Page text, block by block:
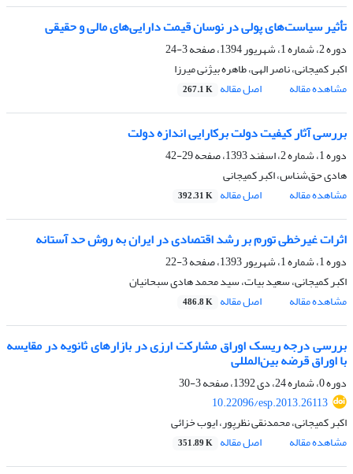
تأثیر سیاست‌های پولی در نوسان قیمت دارایی‌های مالی و حقیقی
دوره 2، شماره 1، شهریور 1394، صفحه
3-24
اکبر کمیجانی، ناصر الهی، طاهره بیژنی میرزا
مشاهده مقاله
اصل مقاله 267.1 K
بررسی آثار کیفیت دولت برکارایی اندازه دولت
دوره 1، شماره 2، اسفند 1393، صفحه
29-42
هادی حق‌شناس، اکبر کمیجانی
مشاهده مقاله
اصل مقاله 392.31 K
اثرات غیر‌خطی تورم بر رشد اقتصادی در ایران به روش حد آستانه
دوره 1، شماره 1، شهریور 1393، صفحه
3-22
اکبر کمیجانی، سعید بیات، سید محمد هادی سبحانیان
مشاهده مقاله
اصل مقاله 486.8 K
بررسی درجه ریسک اوراق مشارکت ارزی در بازارهای ثانویه در مقایسه
با اوراق قرضه بین‌المللی
دوره 0، شماره 24، دی 1392، صفحه
3-30
10.22096/esp.2013.26113
اکبر کمیجانی، محمدنقی نظرپور، ایوب خزائی
مشاهده مقاله
اصل مقاله 351.89 K